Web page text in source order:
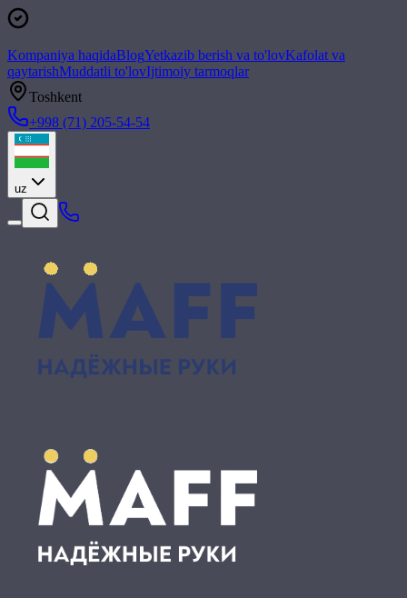
Kompaniya haqidaBlogYetkazib berish va to'lovKafolat va
qaytarishMuddatli to'lovIjtimoiy tarmoqlar
Toshkent
+998 (71) 205-54-54
uz